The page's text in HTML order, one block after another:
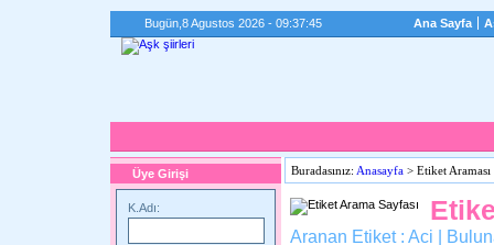
Bugün, 8 Agustos 2026 - 09:37:45 Ana Sayfa
Üye Girişi
K.Adı:
Buradasınız: Anasayfa > Etiket
Aranan Etiket : Aci |